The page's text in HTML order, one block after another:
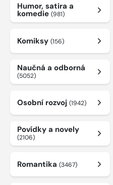
Humor, satira a
komedie (981)
Komiksy (156)
Naučná a odborná
(5052)
Osobní rozvoj (1942)
Povídky a novely
(2106)
Romantika (3467)